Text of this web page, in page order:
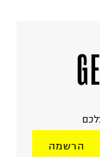
הרשמה